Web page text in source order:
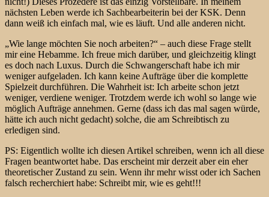
nächsten Leben werde ich Sachbearbeiterin bei der KSK. Denn
dann weiß ich einfach mal, wie es läuft. Und alle anderen nicht.
„Wie lange möchten Sie noch arbeiten?“ – auch diese Frage stellt
mir eine Hebamme. Ich freue mich darüber, und gleichzeitig klingt
es doch nach Luxus. Durch die Schwangerschaft habe ich mir
weniger aufgeladen. Ich kann keine Aufträge über die komplette
Spielzeit durchführen. Die Wahrheit ist: Ich arbeite schon jetzt
weniger, verdiene weniger. Trotzdem werde ich wohl so lange wie
möglich Aufträge annehmen. Gerne (dass ich das mal sagen würde,
hätte ich auch nicht gedacht) solche, die am Schreibtisch zu
erledigen sind.
PS: Eigentlich wollte ich diesen Artikel schreiben, wenn ich all diese
Fragen beantwortet habe. Das erscheint mir derzeit aber ein eher
theoretischer Zustand zu sein. Wenn ihr mehr wisst oder ich Sachen
falsch recherchiert habe: Schreibt mir, wie es geht!!!